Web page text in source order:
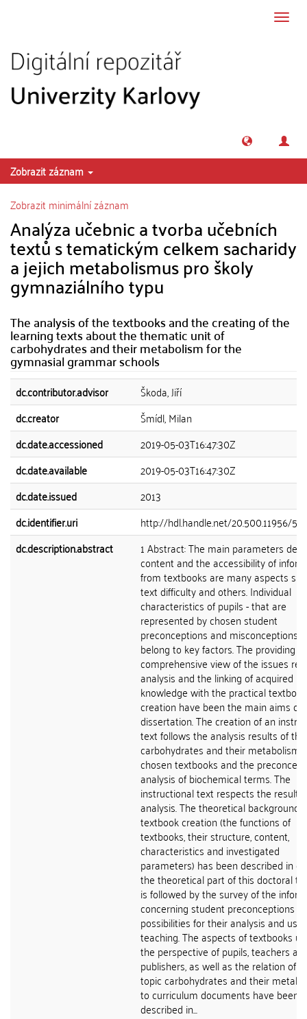
Zobrazit záznam
Zobrazit minimální záznam
Analýza učebnic a tvorba učebních
textů s tematickým celkem sacharidy
a jejich metabolismus pro školy
gymnaziálního typu
The analysis of the textbooks and the creating of the
learning texts about the thematic unit of
carbohydrates and their metabolism for the
gymnasial grammar schools
dc.contributor.advisor
Škoda, Jiří
dc.creator
Šmídl, Milan
dc.date.accessioned
2019-05-03T16:47:30Z
dc.date.available
2019-05-03T16:47:30Z
dc.date.issued
2013
dc.identifier.uri
http://hdl.handle.net/20.500.11956/
dc.description.abstract
1 Abstract: The main parameters
content and the accessibility of
from textbooks are many aspects
text difficulty and others. Individual
characteristics of pupils - that are
represented by chosen student
preconceptions and misconceptions
belong to key factors. The providing
comprehensive view of the issues
analysis and the linking of acquired
knowledge with the practical textbook
creation have been the main aims of
dissertation. The creation of an
text follows the analysis results of
carbohydrates and their metabolism
chosen textbooks and the
analysis of biochemical terms. The
instructional text respects the
analysis. The theoretical background
textbook creation (the functions of
textbooks, their structure, content,
characteristics and investigated
parameters) has been described in
the theoretical part of this doctoral
is followed by the survey of the
concerning student preconceptions
possibilities for their analysis and use
teaching. The aspects of textbooks
the perspective of pupils, teachers
publishers, as well as the relation of
topic carbohydrates and their
to curriculum documents have been
described in...